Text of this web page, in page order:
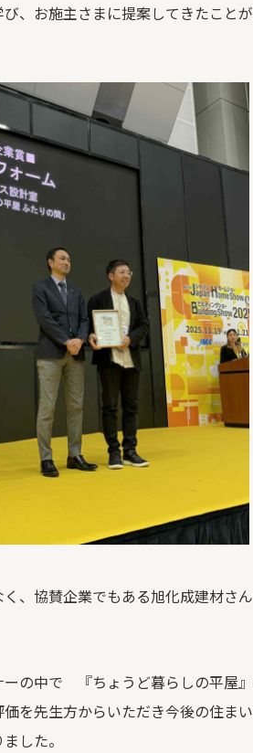
、お施主さまに提案してきたこと
、協賛企業でもある旭化成建材さ
ーの中で 『ちょうど暮らしの平屋
を先生方からいただき今後の住ま
した。